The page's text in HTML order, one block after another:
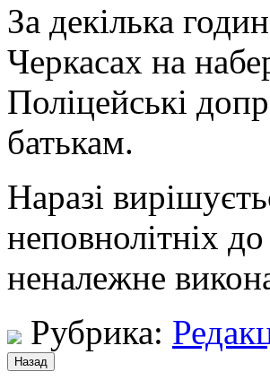
За декілька
Черкасах на
Поліцейські
батькам.
Наразі
неповнолітніх до
неналежне
Рубрика: